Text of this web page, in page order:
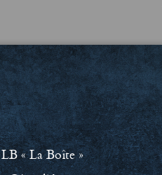
LB « La Boîte »